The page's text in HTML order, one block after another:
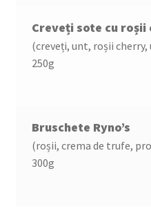
Creveți sote cu roșii
(creveți, unt, roșii
250g
Bruschete Ryno’s
(roșii, crema de trufe,
300g